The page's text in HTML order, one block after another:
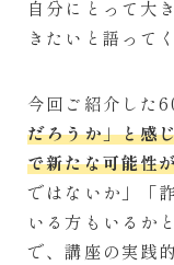
自分にとって大
きたいと語って
今回ご紹介した
だろうか」と感
で新たな可能性
ではないか」「
いる方もいるか
で、講座の実践